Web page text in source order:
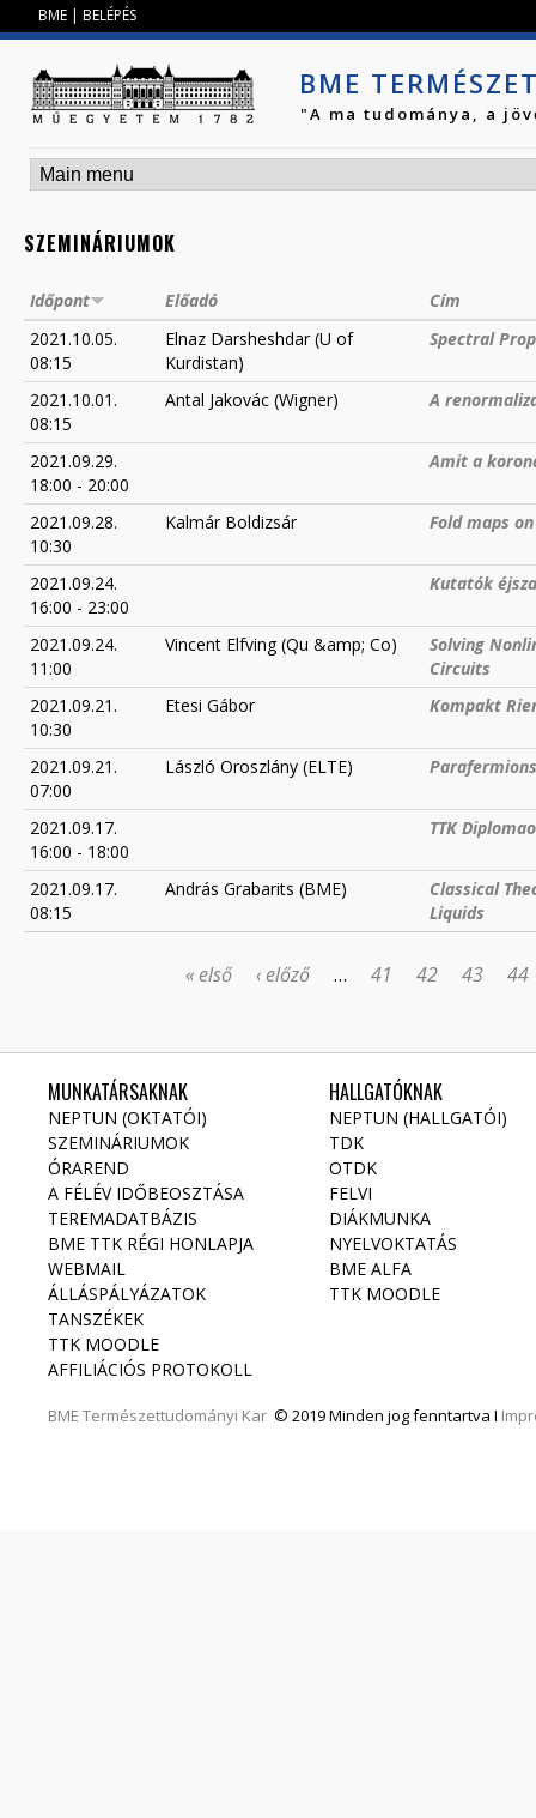
BME | BELÉPÉS
BME
"A ma tudománya, a
SZEMINÁRIUMOK
Időpont Előadó
Cím
2021.10.05.
08:15
Elnaz Darsheshdar (U of
Kurdistan)
Spectral
2021.10.01.
08:15
Antal Jakovác (Wigner) A
2021.09.29.
18:00 - 20:00
Amit a
2021.09.28.
10:30
Kalmár Boldizsár Fold maps
2021.09.24.
16:00 - 23:00
Kutatók
2021.09.24.
11:00
Vincent Elfving (Qu &amp; Co)
Solving
Circuits
2021.09.21.
10:30
Etesi Gábor Kompakt
2021.09.21.
07:00
László Oroszlány (ELTE)
2021.09.17.
16:00 - 18:00
TTK
2021.09.17.
08:15
András Grabarits (BME)
Classical
Liquids
« első ‹ előző … 41 42 43 44
MUNKATÁRSAKNAK
NEPTUN (OKTATÓI)
SZEMINÁRIUMOK
ÓRAREND
A FÉLÉV IDŐBEOSZTÁSA
TEREMADATBÁZIS
BME TTK RÉGI HONLAPJA
WEBMAIL
ÁLLÁSPÁLYÁZATOK
TANSZÉKEK
TTK MOODLE
AFFILIÁCIÓS PROTOKOLL
BME Természettudományi Kar © 2019 Minden jog fenntartva I
HALLGATÓKNAK
NEPTUN (HALLGATÓI)
TDK
OTDK
FELVI
DIÁKMUNKA
NYELVOKTATÁS
BME ALFA
TTK MOODLE